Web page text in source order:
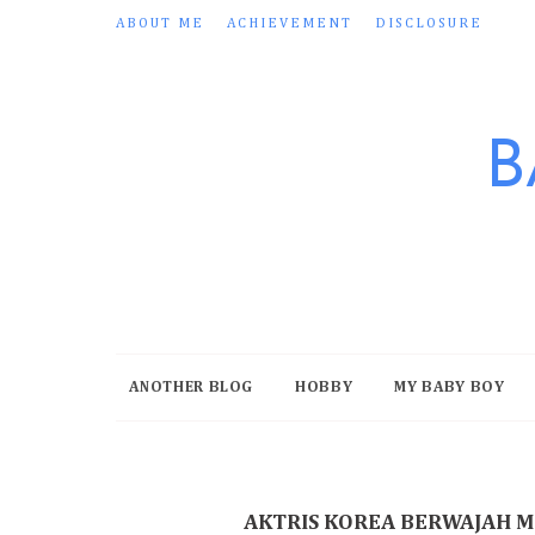
ABOUT ME ACHIEVEMENT DISCLOSURE
ANOTHER BLOG HOBBY MY BABY BOY
AKTRIS KOREA